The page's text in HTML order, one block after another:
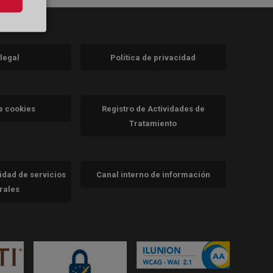
Política de privacidad
cookies
Registro de Actividades de
Tratamiento
de servicios
Canal interno de información